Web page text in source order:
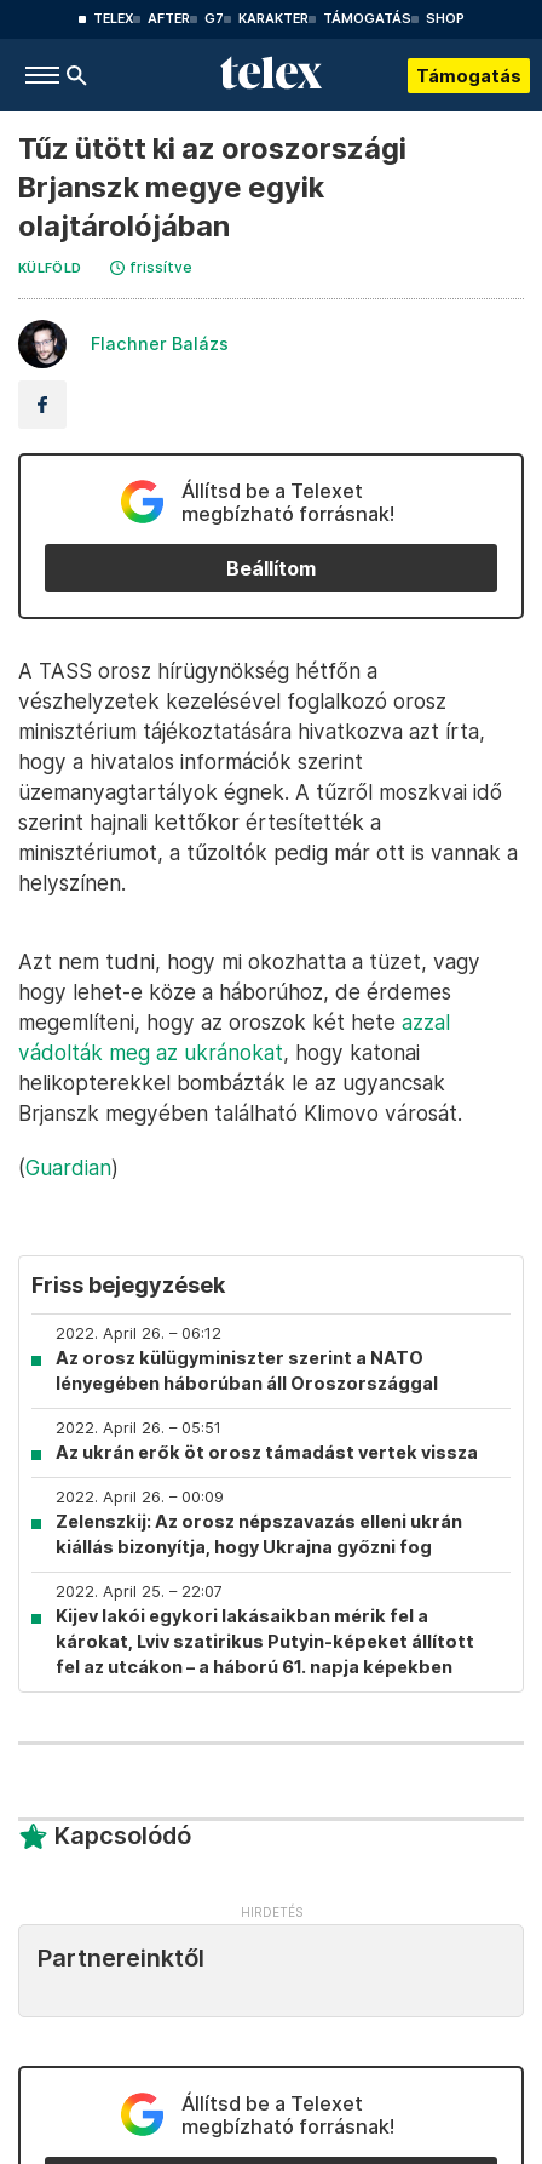
TELEX AFTER G7 KARAKTER TÁMOGATÁS SHOP
Támogatás
Tűz ütött ki az oroszországi
Brjanszk megye egyik
olajtárolójában
KÜLFÖLD frissítve
Flachner Balázs
Állítsd be a Telexet
megbízható forrásnak!
Beállítom
A TASS orosz hírügynökség hétfőn a
vészhelyzetek kezelésével foglalkozó orosz
minisztérium tájékoztatására hivatkozva azt írta,
hogy a hivatalos információk szerint
üzemanyagtartályok égnek. A tűzről moszkvai idő
szerint hajnali kettőkor értesítették a
minisztériumot, a tűzoltók pedig már ott is vannak a
helyszínen.
Azt nem tudni, hogy mi okozhatta a tüzet, vagy
hogy lehet-e köze a háborúhoz, de érdemes
megemlíteni, hogy az oroszok két hete azzal
vádolták meg az ukránokat, hogy katonai
helikopterekkel bombázták le az ugyancsak
Brjanszk megyében található Klimovo városát.
(Guardian)
Friss bejegyzések
2022. April 26. – 06:12
Az orosz külügyminiszter szerint a NATO
lényegében háborúban áll Oroszországgal
2022. April 26. – 05:51
Az ukrán erők öt orosz támadást vertek vissza
2022. April 26. – 00:09
Zelenszkij: Az orosz népszavazás elleni ukrán
kiállás bizonyítja, hogy Ukrajna győzni fog
2022. April 25. – 22:07
Kijev lakói egykori lakásaikban mérik fel a
károkat, Lviv szatirikus Putyin-képeket állított
fel az utcákon – a háború 61. napja képekben
Kapcsolódó
Partnereinktől
Állítsd be a Telexet
megbízható forrásnak!